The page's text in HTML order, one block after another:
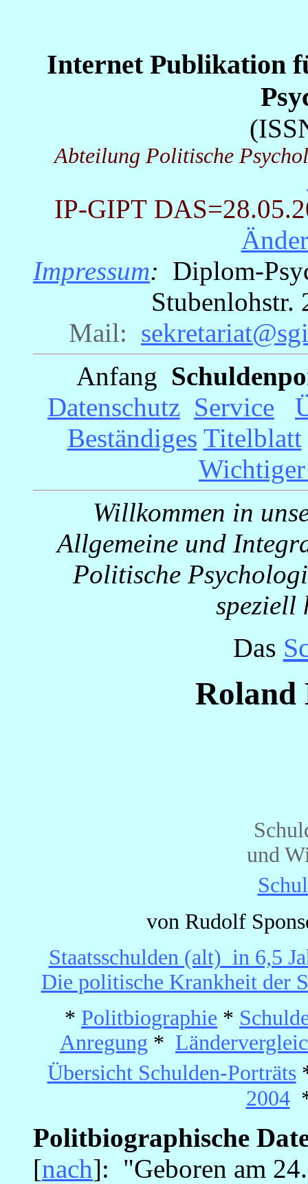
Internet Publikation
Abteilung Politische
IP-GIPT
Impressum: Diplom-
Mail:
Anfang
Datenschutz Service
Beständiges Titelblatt
Willkommen in
Allgemeine und
Politische
speziell
Das
Roland
und
von Rudolf
Staatsschulden (alt) in 6,5
Die politische Krankheit der
* Politbiographie *
Anregung *
Übersicht Schulden-Porträts
2004
Politbiographische
[nach]: "Geboren am